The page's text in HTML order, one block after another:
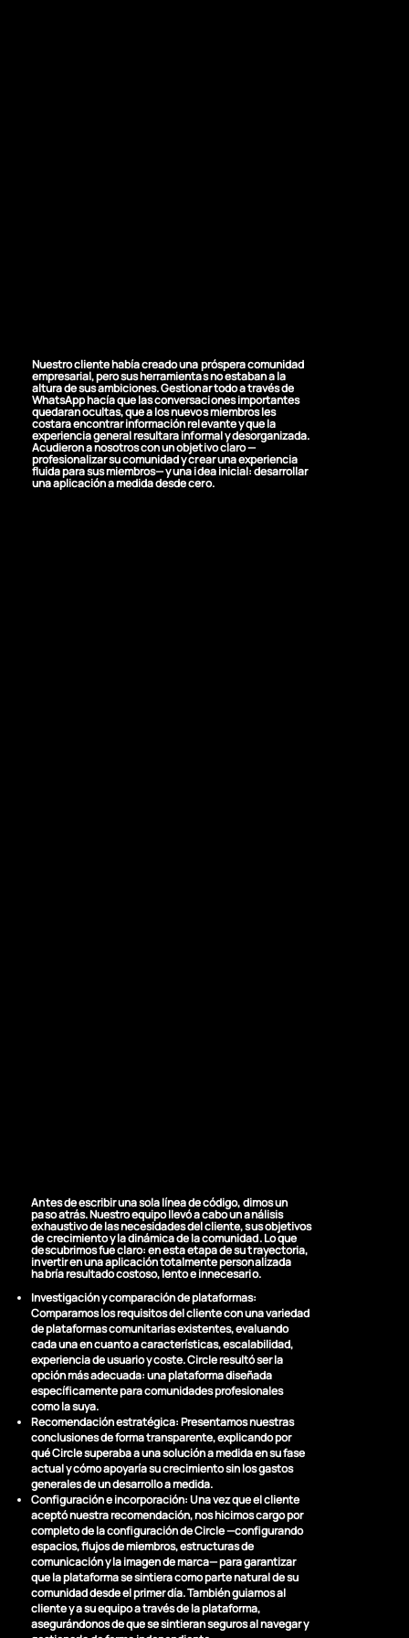
Nuestro cliente había creado una próspera comunidad
empresarial, pero sus herramientas no estaban a la
altura de sus ambiciones. Gestionar todo a través de
WhatsApp hacía que las conversaciones importantes
quedaran ocultas, que a los nuevos miembros les
costara encontrar información relevante y que la
experiencia general resultara informal y desorganizada.
Acudieron a nosotros con un objetivo claro —
profesionalizar su comunidad y crear una experiencia
fluida para sus miembros— y una idea inicial: desarrollar
una aplicación a medida desde cero.
Antes de escribir una sola línea de código, dimos un
paso atrás. Nuestro equipo llevó a cabo un análisis
exhaustivo de las necesidades del cliente, sus objetivos
de crecimiento y la dinámica de la comunidad. Lo que
descubrimos fue claro: en esta etapa de su trayectoria,
invertir en una aplicación totalmente personalizada
habría resultado costoso, lento e innecesario.
Investigación y comparación de plataformas:
Comparamos los requisitos del cliente con una variedad
de plataformas comunitarias existentes, evaluando
cada una en cuanto a características, escalabilidad,
experiencia de usuario y coste. Circle resultó ser la
opción más adecuada: una plataforma diseñada
específicamente para comunidades profesionales
como la suya.
Recomendación estratégica:Presentamos nuestras
conclusiones de forma transparente, explicando por
qué Circle superaba a una solución a medida en su fase
actual y cómo apoyaría su crecimiento sin los gastos
generales de un desarrollo a medida.
Configuración e incorporación:Una vez que el cliente
aceptó nuestra recomendación, nos hicimos cargo por
completo de la configuración de Circle —configurando
espacios, flujos de miembros, estructuras de
comunicación y la imagen de marca— para garantizar
que la plataforma se sintiera como parte natural de su
comunidad desde el primer día. También guiamos al
cliente y a su equipo a través de la plataforma,
asegurándonos de que se sintieran seguros al navegar y